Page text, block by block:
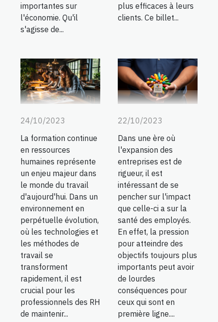
importantes sur
l'économie. Qu'il
s'agisse de...
plus efficaces à leurs
clients. Ce billet...
24/10/2023
La formation continue
en ressources
humaines représente
un enjeu majeur dans
le monde du travail
d'aujourd'hui. Dans un
environnement en
perpétuelle évolution,
où les technologies et
les méthodes de
travail se
transforment
rapidement, il est
crucial pour les
professionnels des RH
de maintenir...
22/10/2023
Dans une ère où
l'expansion des
entreprises est de
rigueur, il est
intéressant de se
pencher sur l'impact
que celle-ci a sur la
santé des employés.
En effet, la pression
pour atteindre des
objectifs toujours plus
importants peut avoir
de lourdes
conséquences pour
ceux qui sont en
première ligne....